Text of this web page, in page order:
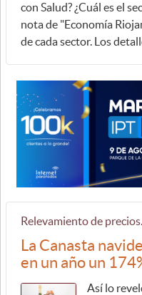
con Salud? ¿Cuál es el
nota de "Economía
de cada sector. Los
Relevamiento de precios.
La Canasta
en un año un
Así lo